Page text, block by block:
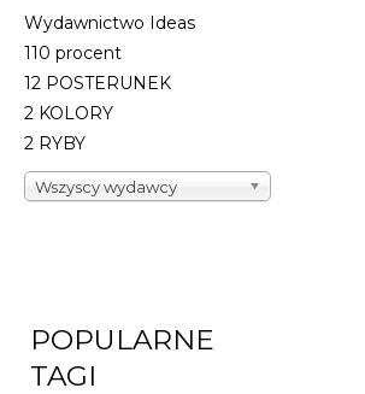
Wydawnictwo Ideas
110 procent
12 POSTERUNEK
2 KOLORY
2 RYBY
Wszyscy wydawcy
POPULARNE
TAGI